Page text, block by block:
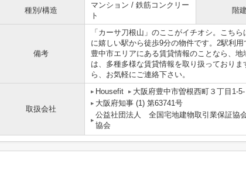
種別/構造
マンション / 鉄筋コンクリー
ト
階建
備考
「カーサ刀根山」のここがイチオシ。こち
に嬉しい駅から徒歩9分の物件です。2駅利
豊中市エリアにある賃貸情報のことなら、
は、多種多様な賃貸情報を取り扱っており
ら、お気軽にご連絡下さい。
取扱会社
Housefit 大阪府豊中市曽根西町３丁目1-
大阪府知事 (1) 第63741号
公益社団法人 全国宅地建物取引業保証協
協会